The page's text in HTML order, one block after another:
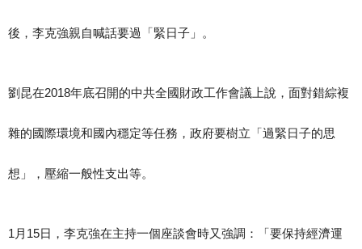
後，李克強親自喊話要過「緊日子」。
劉昆在2018年底召開的中共全國財政工作會議上說，面對錯綜複
雜的國際環境和國內穩定等任務，政府要樹立「過緊日子的思
想」，壓縮一般性支出等。
1月15日，李克強在主持一個座談會時又強調：「要保持經濟運